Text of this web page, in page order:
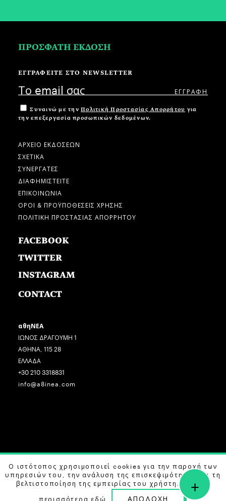
ΠΡΟΣΦΑΤΗ ΕΚΔΟΣΗ
ΕΓΓΡΑΦΕΙΤΕ ΣΤΟ NEWSLETTER
Συναινώ με την Πολιτική Προστασίας Απορρήτου για
την επεξεργασία προσωπικών δεδομένων.
ΑΡΧΕΙΟ ΕΚΔΟΣΕΩΝ
ΣΧΕΤΙΚΑ
ΣΥΝΕΡΓΑΤΕΣ
ΔΙΑΦΗΜΙΣΤΕΙΤΕ
ΕΠΙΚΟΙΝΩΝΙΑ
ΟΡΟΙ & ΠΡΟΫΠΟΘΕΣΕΙΣ ΧΡΗΣΗΣ
ΠΟΛΙΤΙΚΗ ΠΡΟΣΤΑΣΙΑΣ ΑΠΟΡΡΗΤΟΥ
FACEBOOK
TWITTER
INSTAGRAM
CONTACT
αθηΝΕΑ
ΙΩΝΟΣ ΔΡΑΓΟΥΜΗ 1
ΑΘΗΝΑ, 115 28
ΕΛΛΑΔΑ
+30 210 3318831
info@a8inea.com
COPYRIGHT © 2026 αθηΝΕΑ, ALL RIGHTS RESERVED.
DESIGN BY G DESIGN STUDIO. DEVELOPED BYB LABS
Ο ιστότοπος χρησιμοποιεί cookies για την παροχή των
υπηρεσιών του, την ανάλυση της επισκεψιμότητας και τη
βελτιστοποίηση της εμπειρίας του χρήστη. Μάθετε
περισσότεραεδώ ΑΠΟΔΟΧΗ
+